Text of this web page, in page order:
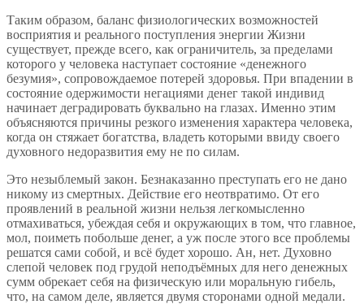
Таким образом, баланс физиологических возможностей
восприятия и реального поступления энергии Жизни
существует, прежде всего, как ограничитель, за пределами
которого у человека наступает состояние «денежного
безумия», сопровождаемое потерей здоровья. При впадении в
состояние одержимости негациями денег такой индивид
начинает деградировать буквально на глазах. Именно этим
объясняются причины резкого изменения характера человека,
когда он стяжает богатства, владеть которыми ввиду своего
духовного недоразвития ему не по силам.
Это незыблемый закон. Безнаказанно преступать его не дано
никому из смертных. Действие его неотвратимо. От его
проявлений в реальной жизни нельзя легкомысленно
отмахиваться, убеждая себя и окружающих в том, что главное,
мол, поиметь побольше денег, а уж после этого все проблемы
решатся сами собой, и всё будет хорошо. Ан, нет. Духовно
слепой человек под грудой неподъёмных для него денежных
сумм обрекает себя на физическую или моральную гибель,
что, на самом деле, является двумя сторонами одной медали.